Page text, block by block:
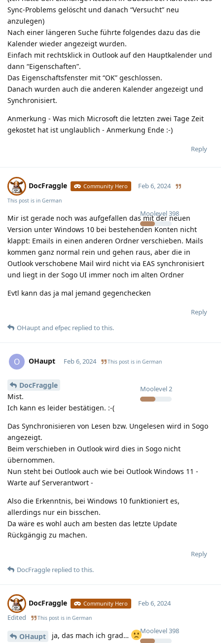
Sync-Problems gelöscht und danach “Versucht” neu
anzulegen)
Nach einer längeren Suche führte folgendes dazu das die
Kalender wieder angezeigt wurden.
Einfach mit rechtsklick in Outlook auf den Hauptkalender und
dann “Eigenschaften”.
Das Eigenschaftsfenster mit “OK” geschlossen.
Danach wurden auch die anderen Kalender angezeigt und
Synchronisiert.
Anmerkung - Was mich Microsoft die letzten zwei Tage Zeit
gekostet hat ist unglaublich - Anmerkung Ende :-)
Reply
DocFraggle Community Hero
Moolevel398
Feb 6, 2024
This post is in German
Mir ist gerade noch was aufgefallen das mit der neuen
Version unter Windows 10 bei bestehenden Konten nicht
klappt: Emails in einen anderen Ordner verschieben. Mails
kommen ganz normal rein und gehen raus, aber die in
Outlook verschobene Mail wird nicht via EAS synchronisiert
und liegt in der Sogo UI immer noch im alten Ordner
Evtl kann das ja mal jemand gegenchecken
Reply
OHauptand efpec replied to this.
O OHaupt
Moolevel2
Feb 6, 2024 This post is in German
DocFraggle
Mist.
Ich kann es leider bestätigen. :-(
Das Synchronisieren von Lesen bzw. Ungelesen wird in Sogo
angezeigt.
Beim verschieben in Outlook wird dies in Sogo nicht
übernommen.
Nun steht bei Outlook auch wie bei Outlook Windows 11 -
Warte auf Serverantwort -
Also die Erkenntnis, bei Windows 10 funktioniert es,
allerdings nur ein bisschen.
Da wäre es wohl auch am besten das letzte Update
Rückgängig zu machen.
Reply
DocFraggle replied to this.
DocFraggle Community Hero
Moolevel398
Feb 6, 2024
Edited
This post is in German
OHaupt ja, das mach ich grad…